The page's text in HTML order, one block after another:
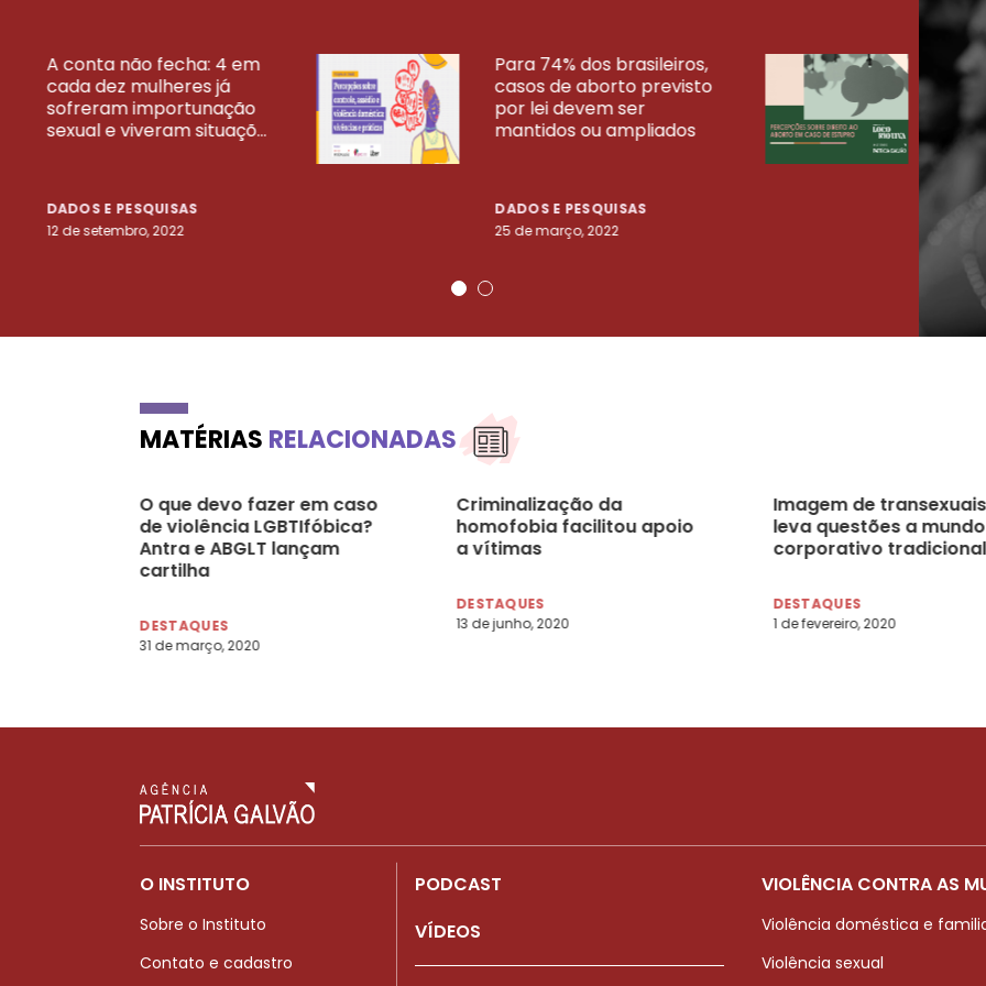
A conta não fecha: 4 em
cada dez mulheres já
sofreram importunação
sexual e viveram situaçõ...
DADOS E PESQUISAS
12 de setembro, 2022
Para 74% dos brasileiros,
casos de aborto previsto
por lei devem ser
mantidos ou ampliados
DADOS E PESQUISAS
25 de março, 2022
23
VEJA MAIS PESQUISAS
MATÉRIAS RELACIONADAS
O que devo fazer em caso
de violência LGBTIfóbica?
Antra e ABGLT lançam
cartilha
DESTAQUES
31 de março, 2020
Criminalização da
homofobia facilitou apoio
a vítimas
DESTAQUES
13 de junho, 2020
Imagem de transexuais
leva questões a mundo
corporativo tradicional
DESTAQUES
1 de fevereiro, 2020
O INSTITUTO
Sobre o Instituto
Contato e cadastro
PODCAST
VÍDEOS
VIOLÊNCIA CONTRA AS
Violência doméstica e
Violência sexual